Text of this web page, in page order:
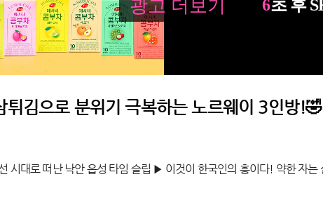
김으로 분위기 극복하는 노르웨이 3인방!🤣